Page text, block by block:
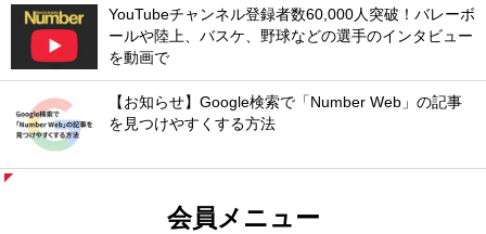
YouTubeチャンネル登録者数60,000人突破！バレーボ
ールや陸上、バスケ、野球などの選手のインタビュー
を動画で
【お知らせ】Google検索で「Number Web」の記事
を見つけやすくする方法
会員メニュー